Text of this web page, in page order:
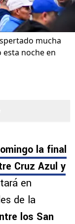
mucha
noche en
la final
Cruz Azul y
en
de la
los San